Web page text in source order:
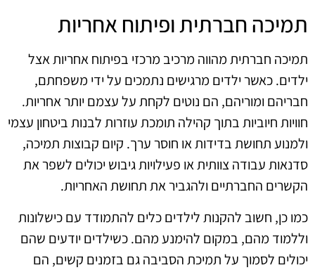
תמיכה חברתית ופיתוח אחריות
תמיכה חברתית מהווה מרכיב מרכזי בפיתוח אחריות אצל
ילדים. כאשר ילדים מרגישים נתמכים על ידי משפחתם,
חבריהם ומוריהם, הם נוטים לקחת על עצמם יותר אחריות.
חוויות חיוביות בתוך קהילה תומכת עוזרות לבנות ביטחון עצמי
ולמנוע תחושת בדידות או חוסר ערך. קיום קבוצות תמיכה,
סדנאות עבודה צוותית או פעילויות גיבוש יכולים לשפר את
הקשרים החברתיים ולהגביר את תחושת האחריות.
כמו כן, חשוב להקנות לילדים כלים להתמודד עם כישלונות
וללמוד מהם, במקום להימנע מהם. כשילדים יודעים שהם
יכולים לסמוך על תמיכת הסביבה גם בזמנים קשים, הם